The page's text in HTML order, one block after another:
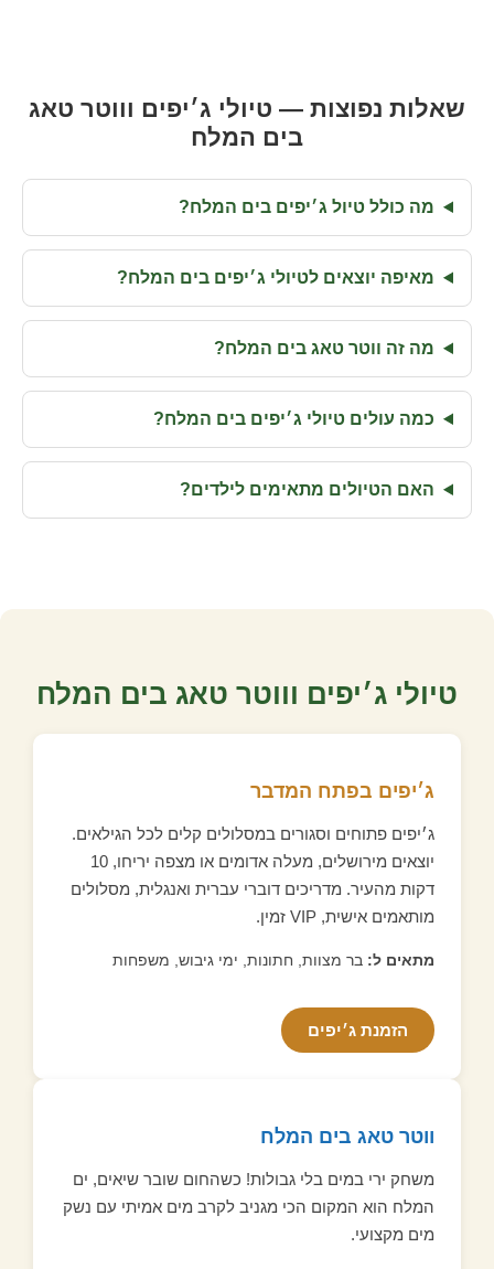
שאלות נפוצות — טיולי ג׳יפים וווטר טאג
בים המלח
מה כולל טיול ג׳יפים בים המלח?
מאיפה יוצאים לטיולי ג׳יפים בים המלח?
מה זה ווטר טאג בים המלח?
כמה עולים טיולי ג׳יפים בים המלח?
האם הטיולים מתאימים לילדים?
טיולי ג׳יפים וווטר טאג בים המלח
ג׳יפים בפתח המדבר
ג׳יפים פתוחים וסגורים במסלולים קלים לכל הגילאים.
יוצאים מירושלים, מעלה אדומים או מצפה יריחו, 10
דקות מהעיר. מדריכים דוברי עברית ואנגלית, מסלולים
מותאמים אישית, VIP זמין.
מתאים ל: בר מצוות, חתונות, ימי גיבוש, משפחות
הזמנת ג׳יפים
ווטר טאג בים המלח
משחק ירי במים בלי גבולות! כשהחום שובר שיאים, ים
המלח הוא המקום הכי מגניב לקרב מים אמיתי עם נשק
מים מקצועי.